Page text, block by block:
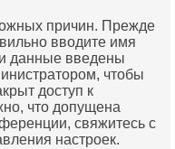
причин. Прежде
вводите имя
данные введены
чтобы
доступ к
что допущена
свяжитесь с
настроек.